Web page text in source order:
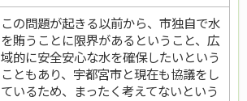
この問題が起きる以前から、市独自で水
を賄うことに限界があるということ、広
域的に安全安心な水を確保したいという
こともあり、宇都宮市と現在も協議をし
ているため、まったく考えてないという